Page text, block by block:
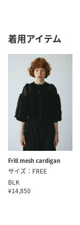
着用アイテム
Frill mesh cardigan
サイズ：FREE
BLK
¥14,850